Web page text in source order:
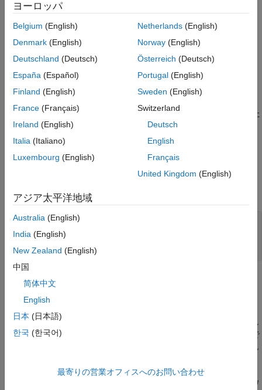
バージョン履歴
構文
ptCloud = pointCloud(xyzPoints)
説明
= pointCloud( )は、xyzPointsによって指定
された座標をもつ点群オブジェクトを返します。
名前と値の引数を 1 つ以上使用してオプションを設定します。た
とえば、Color=[1 0 0] は、点群の色を赤に設定します。
すべて展開する
xyzPoints
M行 3 列の点のリスト
名前と値の引数
すべて展開する
オプションの引数のペアを
とし
て指定します。ここで、
は対応する値で
す。名前と値の引数は他の引数の後に指定しなければなりません
R2021a より前では、コンマを使用して名前と値をそれぞれ区切
ヨーロッパ
Belgium (English)
Denmark (English)
Deutschland (Deutsch)
España (Español)
Finland (English)
France (Français)
Ireland (English)
Italia (Italiano)
Luxembourg (English)
Netherlands(English)
Norway(English)
Österreich (Deutsch)
Portugal(English)
Sweden (English)
Switzerland
Deutsch
English
Français
United Kingdom (English)
アジア太平洋地域
Australia (English)
India (English)
New Zealand (English)
中国
简体中文
English
日本 (日本語)
한국 (한국어)
最寄りの営業オフィスへのお問い合わせ